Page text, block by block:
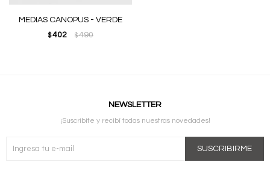
MEDIAS CANOPUS - VERDE
$ 402 $490
NEWSLETTER
¡Suscribite y recibí todas nuestras novedades!
SUSCRIBIRME